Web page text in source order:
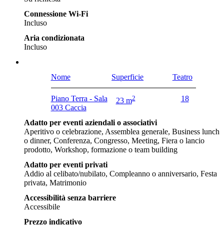
Connessione Wi-Fi
Incluso
Aria condizionata
Incluso
Nome Superficie Teatro
Piano Terra - Sala
003 Caccia
23 m2 18
Adatto per eventi aziendali o associativi
Aperitivo o celebrazione, Assemblea generale, Business lunch
o dinner, Conferenza, Congresso, Meeting, Fiera o lancio
prodotto, Workshop, formazione o team building
Adatto per eventi privati
Addio al celibato/nubilato, Compleanno o anniversario, Festa
privata, Matrimonio
Accessibilità senza barriere
Accessibile
Prezzo indicativo